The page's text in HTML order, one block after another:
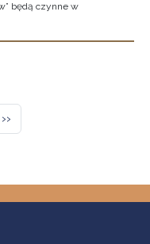
będą czynne w
Następna strona
››